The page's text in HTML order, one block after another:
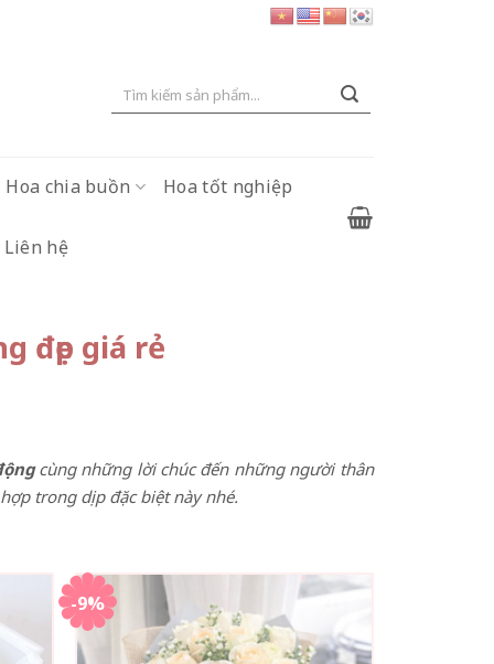
Tìm
Hoa chia buồn Hoa tốt nghiệp
Liên hệ
đẹp giá rẻ
cùng những lời chúc đến những người thân
trong dịp đặc biệt này nhé.
-9%